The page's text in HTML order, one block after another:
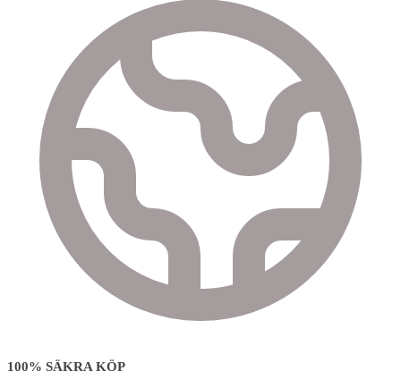
100% SÄKRA KÖP